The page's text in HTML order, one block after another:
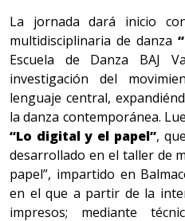
La jornada dará inicio
multidisciplinaria de danza
Escuela de Danza BAJ
investigación del
lenguaje central,
la danza contemporánea.
“Lo digital y el papel”,
desarrollado en el taller de
papel”, impartido en
en el que a partir de la
impresos; mediante